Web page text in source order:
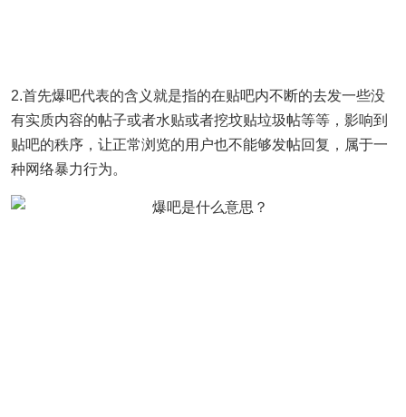
2.首先爆吧代表的含义就是指的在贴吧内不断的去发一些没
有实质内容的帖子或者水贴或者挖坟贴垃圾帖等等，影响到
贴吧的秩序，让正常浏览的用户也不能够发帖回复，属于一
种网络暴力行为。